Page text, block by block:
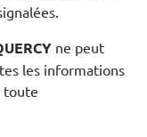
ne peut
les informations
toute